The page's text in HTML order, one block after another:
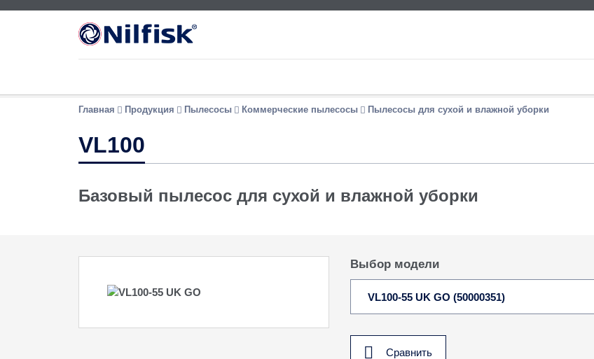
Главная Продукция Пылесосы Коммерческие пылесосы Пылесосы для сухой и влажной уборки
VL100
Базовый пылесос для сухой и влажной уборки
Выбор модели
Сравнить